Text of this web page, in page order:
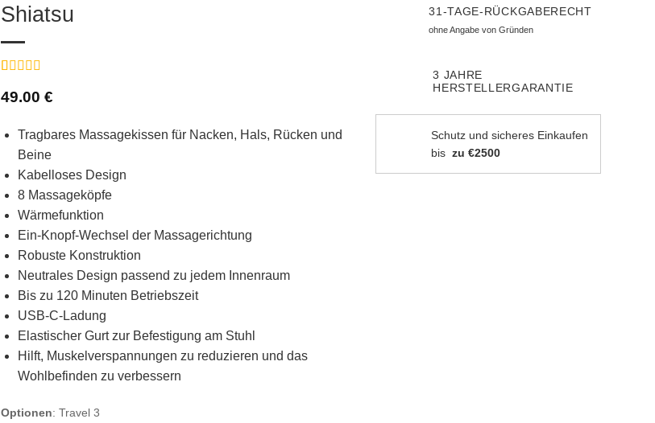
Shiatsu
mit5von 5,
Kundenbewertung
49.00 €
Tragbares Massagekissen für Nacken, Hals, Rücken und
Beine
Kabelloses Design
8 Massageköpfe
Wärmefunktion
Ein-Knopf-Wechsel der Massagerichtung
Robuste Konstruktion
Neutrales Design passend zu jedem Innenraum
Bis zu 120 Minuten Betriebszeit
USB-C-Ladung
Elastischer Gurt zur Befestigung am Stuhl
Hilft, Muskelverspannungen zu reduzieren und das
Wohlbefinden zu verbessern
Optionen: Travel 3
31-TAGE-RÜCKGABERECHT
ohne Angabe von Gründen
3 JAHRE
HERSTELLERGARANTIE
Schutz und sicheres Einkaufen
bis zu €2500